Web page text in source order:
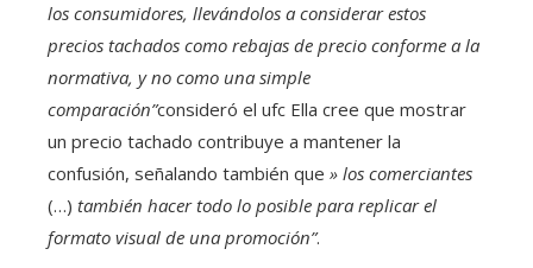
los consumidores, llevándolos a considerar estos
precios tachados como rebajas de precio conforme a la
normativa, y no como una simple
comparación”consideró el ufc Ella cree que mostrar
un precio tachado contribuye a mantener la
confusión, señalando también que » los comerciantes
(…) también hacer todo lo posible para replicar el
formato visual de una promoción”.